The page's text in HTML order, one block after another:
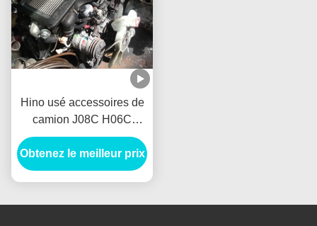
Hino usé accessoires de
camion J08C H06C
H07C H07D EH700
EF550 moteur assy
Usado J08C moteur
Obtenez le meilleur prix